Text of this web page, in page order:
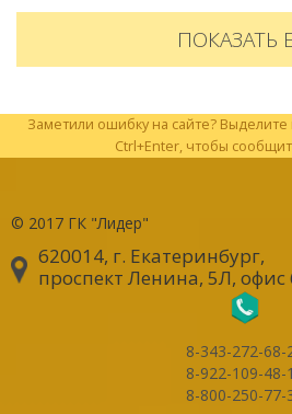
ПОКАЗАТЬ
Заметили ошибку на сайте?
Ctrl+Enter, чтобы
© 2017 ГК "Лидер"
620014, г. Екатеринбург,
проспект Ленина, 5Л, офис
8-343-272-68-
8-922-109-48-
8-800-250-77-